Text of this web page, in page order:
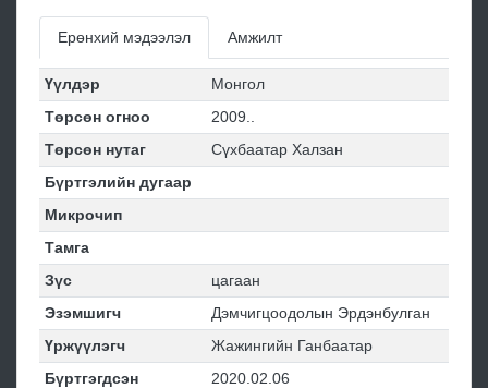
Ерөнхий мэдээлэл Амжилт
Үүлдэр
Монгол
Төрсөн огноо
2009..
Төрсөн нутаг
Сүхбаатар Халзан
Бүртгэлийн дугаар
Микрочип
Тамга
Зүс
цагаан
Эзэмшигч
Дэмчигцоодолын Эрдэнбулган
Үржүүлэгч
Жажингийн Ганбаатар
Бүртгэгдсэн
2020.02.06